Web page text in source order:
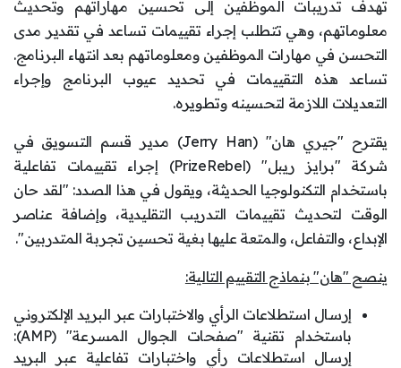
تهدف تدريبات الموظفين إلى تحسين مهاراتهم وتحديث
معلوماتهم، وهي تتطلب إجراء تقييمات تساعد في تقدير مدى
التحسن في مهارات الموظفين ومعلوماتهم بعد انتهاء البرنامج.
تساعد هذه التقييمات في تحديد عيوب البرنامج وإجراء
التعديلات اللازمة لتحسينه وتطويره.
يقترح "جيري هان" (Jerry Han) مدير قسم التسويق في
شركة "برايز ريبل" (PrizeRebel) إجراء تقييمات تفاعلية
باستخدام التكنولوجيا الحديثة، ويقول في هذا الصدد: "لقد حان
الوقت لتحديث تقييمات التدريب التقليدية، وإضافة عناصر
الإبداع، والتفاعل، والمتعة عليها بغية تحسين تجربة المتدربين".
ينصح "هان" بنماذج التقييم التالية:
إرسال استطلاعات الرأي والاختبارات عبر البريد الإلكتروني
باستخدام تقنية "صفحات الجوال المسرعة" (AMP):
إرسال استطلاعات رأي واختبارات تفاعلية عبر البريد